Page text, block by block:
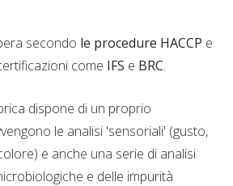
secondo le procedure HACCP e
come IFS e BRC.
dispone di un proprio
le analisi 'sensoriali' (gusto,
e anche una serie di analisi
e delle impurità